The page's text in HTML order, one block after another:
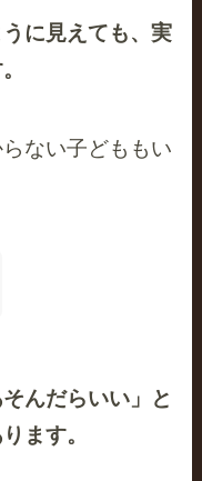
に見えても、実
ない子どももい
んだらいい」と
ます。